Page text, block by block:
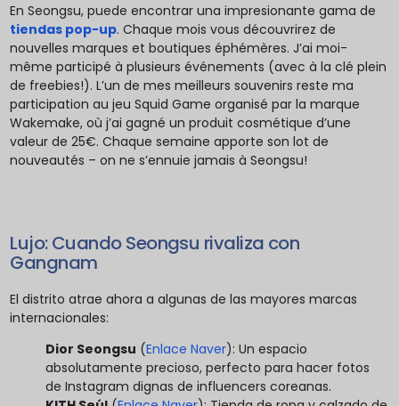
En Seongsu, puede encontrar una impresionante gama de
tiendas pop-up. Chaque mois vous découvrirez de
nouvelles marques et boutiques éphémères. J’ai moi-
même participé à plusieurs événements (avec à la clé plein
de freebies!). L’un de mes meilleurs souvenirs reste ma
participation au jeu Squid Game organisé par la marque
Wakemake, où j’ai gagné un produit cosmétique d’une
valeur de 25€. Chaque semaine apporte son lot de
nouveautés – on ne s’ennuie jamais à Seongsu!
Lujo: Cuando Seongsu rivaliza con
Gangnam
El distrito atrae ahora a algunas de las mayores marcas
internacionales:
Dior Seongsu (Enlace Naver): Un espacio
absolutamente precioso, perfecto para hacer fotos
de Instagram dignas de influencers coreanas.